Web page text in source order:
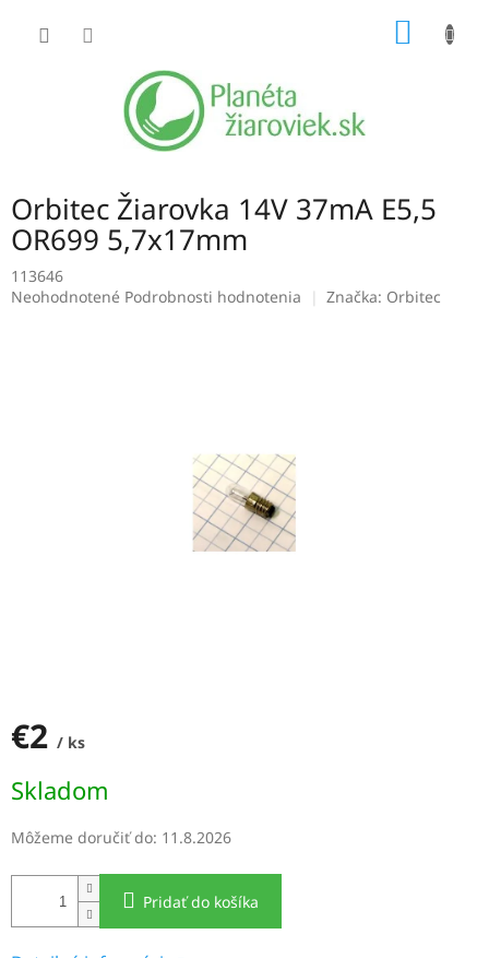
Orbitec Žiarovka 14V 37mA E5,5
OR699 5,7x17mm
113646
Priemerné
Neohodnotené Podrobnosti hodnotenia Značka: Orbitec
€2 / ks
cena:
Skladom
Môžeme doručiť do: 11.8.2026
Pridať do košíka